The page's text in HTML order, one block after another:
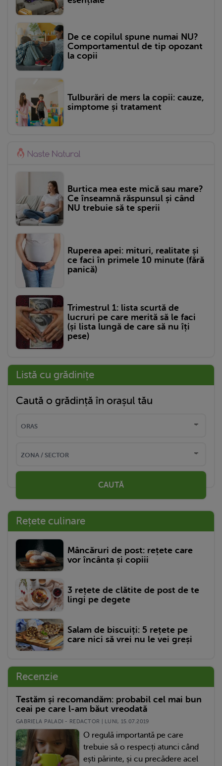
De ce copilul spune numai NU?
Comportamentul de tip opozant
la copii
Tulburări de mers la copii: cauze,
simptome și tratament
Burtica mea este mică sau mare?
Ce înseamnă răspunsul și când
NU trebuie să te sperii
Ruperea apei: mituri, realitate și
ce faci în primele 10 minute (fără
panică)
Trimestrul 1: lista scurtă de
lucruri pe care merită să le faci
(și lista lungă de care să nu îți
pese)
Listă cu grădinițe
Caută o grădință în orașul tău
CAUTĂ
Rețete culinare
Mâncăruri de post: rețete care
vor încânta și copiii
3 rețete de clătite de post de te
lingi pe degete
Salam de biscuiți: 5 rețete pe
care nici să vrei nu le vei greși
Recenzie
Testăm și recomandăm: probabil cel mai bun
ceai pe care l-am băut vreodată
GABRIELA PALADI - REDACTOR | LUNI, 15.07.2019
O regulă importantă pe care
trebuie să o respecți atunci când
ești părinte, și cu precădere acel